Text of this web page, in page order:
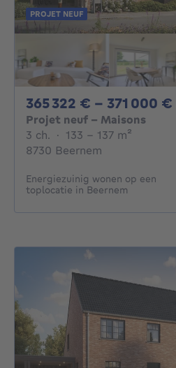
PROJET NEUF
365 322 € - 371 000 €
Projet neuf - Maisons
3 ch. 3 chambres
· 133 - 137 m²
8730 Beernem
Energiezuinig wonen op een
toplocatie in Beernem